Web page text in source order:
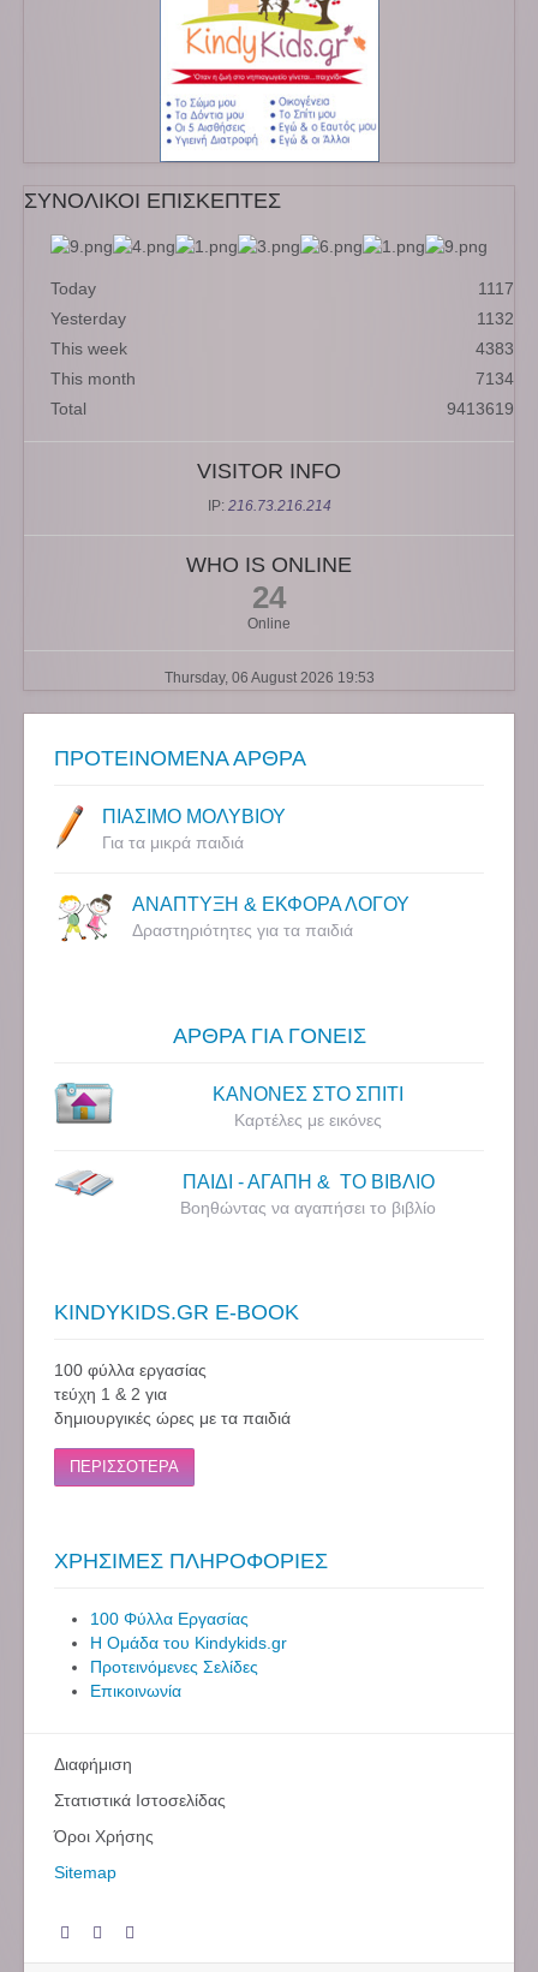
ΣΥΝΟΛΙΚΟΙ ΕΠΙΣΚΕΠΤΕΣ
Today
1117
Yesterday
1132
This week
4383
This month
7134
Total
9413619
VISITOR INFO
IP: 216.73.216.214
WHO IS ONLINE
24
Online
Thursday, 06 August 2026 19:53
ΠΡΟΤΕΙΝΟΜΕΝΑ ΑΡΘΡΑ
ΠΙΑΣΙΜΟ ΜΟΛΥΒΙΟΥ
Για τα μικρά παιδιά
ΑΝΑΠΤΥΞΗ & ΕΚΦΟΡΑ ΛΟΓΟΥ
Δραστηριότητες για τα παιδιά
ΑΡΘΡΑ ΓΙΑ ΓΟΝΕΙΣ
ΚΑΝΟΝΕΣ ΣΤΟ ΣΠΙΤΙ
Καρτέλες με εικόνες
ΠΑΙΔΙ - ΑΓΑΠΗ & ΤΟ ΒΙΒΛΙΟ
Βοηθώντας να αγαπήσει το βιβλίο
KINDYKIDS.GR E-BOOK
100 φύλλα εργασίας
τεύχη 1 & 2 για
δημιουργικές ώρες με τα παιδιά
ΠΕΡΙΣΣΟΤΕΡΑ
ΧΡΗΣΙΜΕΣ ΠΛΗΡΟΦΟΡΙΕΣ
100 Φύλλα Εργασίας
Η Ομάδα του Kindykids.gr
Προτεινόμενες Σελίδες
Επικοινωνία
Διαφήμιση
Στατιστικά Ιστοσελίδας
Όροι Χρήσης
Sitemap